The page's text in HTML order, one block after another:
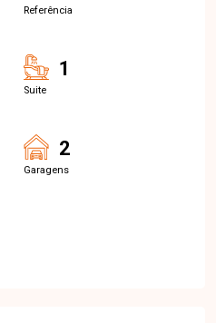
Referência
1
Suite
2
Garagens